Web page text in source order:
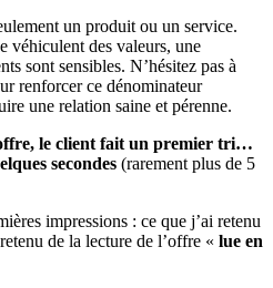
un produit ou un service.
véhiculent des valeurs, une
sont sensibles. N’hésitez pas à
renforcer ce dénominateur
une relation saine et pérenne.
le client fait un premier tri…
secondes (rarement plus de 5
impressions : ce que j’ai retenu
de la lecture de l’offre « lue en